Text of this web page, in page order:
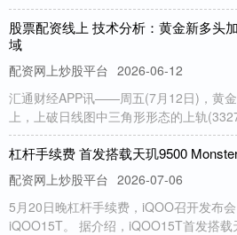
股票配资线上 技术分析：黄金新多头
域
配资网上炒股平台 2026-06-12
汇通财经APP讯——周五(7月12日)，黄
上，上破日线图中三角形形态的上轨
杠杆手续费 首发搭载天玑9500
配资网上炒股平台 2026-07-06
5月20日晚杠杆手续费，iQOO召开发布
iQOO15T。 据介绍，iQOO15T首发搭载